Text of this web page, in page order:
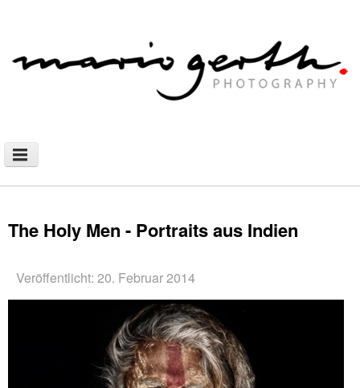
PHOTOGRAPHY
DOCUMENTARY
SHOP
WALLHANGING
The Holy Men - Portraits aus Indien
Veröffentlicht: 20. Februar 2014